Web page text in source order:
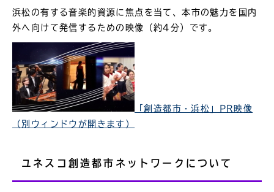
浜松の有する音楽的資源に焦点を当て、本市の魅力を国内
外へ向けて発信するための映像（約4分）です。
「創造都市・浜松」PR映像
（別ウィンドウが開きます）
ユネスコ創造都市ネットワークについて